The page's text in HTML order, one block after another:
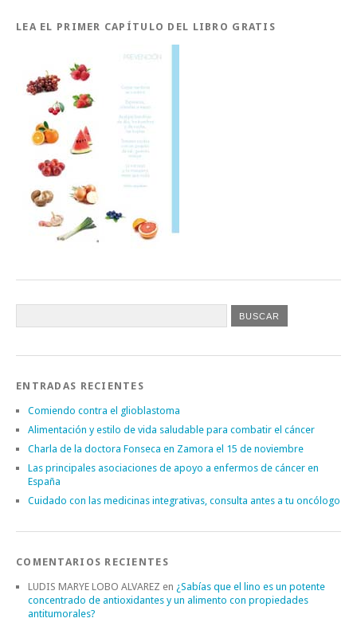
LEA EL PRIMER CAPÍTULO DEL LIBRO GRATIS
ENTRADAS RECIENTES
Comiendo contra el glioblastoma
Alimentación y estilo de vida saludable para combatir el cáncer
Charla de la doctora Fonseca en Zamora el 15 de noviembre
Las principales asociaciones de apoyo a enfermos de cáncer en
España
Cuidado con las medicinas integrativas, consulta antes a tu oncólogo
COMENTARIOS RECIENTES
LUDIS MARYE LOBO ALVAREZ en ¿Sabías que el lino es un potente
concentrado de antioxidantes y un alimento con propiedades
antitumorales?